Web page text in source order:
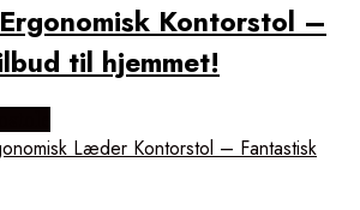
Kontorstol –
til hjemmet!